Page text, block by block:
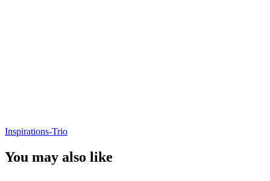
Inspirations-Trio
You may also like